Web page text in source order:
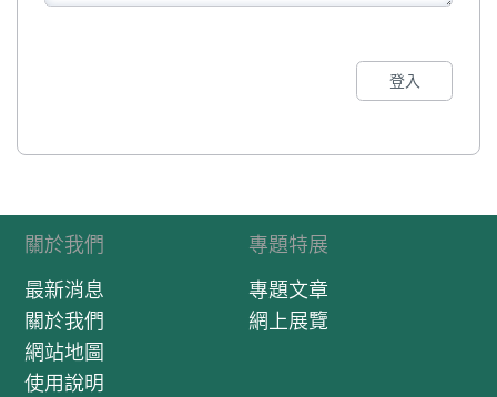
登入
關於我們
最新消息
關於我們
網站地圖
使用說明
專題特展
專題文章
網上展覽